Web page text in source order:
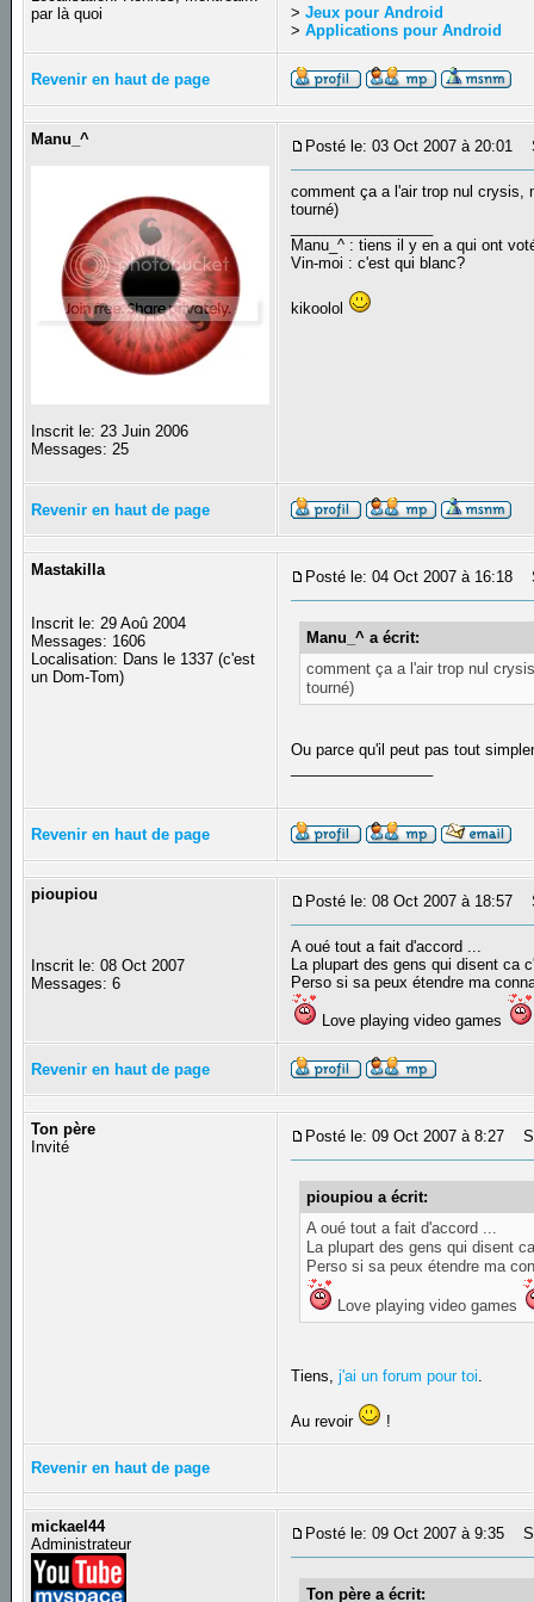
par là quoi
>Jeux pour Android
>Applications pour Android
Revenir en haut de page
Manu_^
Inscrit le: 23 Juin 2006
Messages: 25
Posté le: 03 Oct 2007 à 20:01
comment ça a l'air trop nul crysis,
tourné)
Manu_^ : tiens il y en a qui ont
Vin-moi : c'est qui blanc?
kikoolol
Revenir en haut de page
Mastakilla
Inscrit le: 29 Aoû 2004
Messages: 1606
Localisation: Dans le 1337 (c'est
un Dom-Tom)
Posté le: 04 Oct 2007 à 16:18
Manu_^ a écrit:
comment ça a l'air trop nul
tourné)
Ou parce qu'il peut pas tout
Revenir en haut de page
pioupiou
Inscrit le: 08 Oct 2007
Messages: 6
Posté le: 08 Oct 2007 à 18:57
A oué tout a fait d'accord ...
La plupart des gens qui disent ca
Perso si sa peux étendre ma
Love playing video games
Revenir en haut de page
Ton père
Invité
Posté le: 09 Oct 2007 à 8:27
pioupiou a écrit:
A oué tout a fait d'accord ...
La plupart des gens qui disent
Perso si sa peux étendre ma
Love playing video games
Tiens,j'ai un forum pour toi.
Au revoir !
Revenir en haut de page
mickael44
Administrateur
Posté le: 09 Oct 2007 à 9:35
Ton père a écrit: